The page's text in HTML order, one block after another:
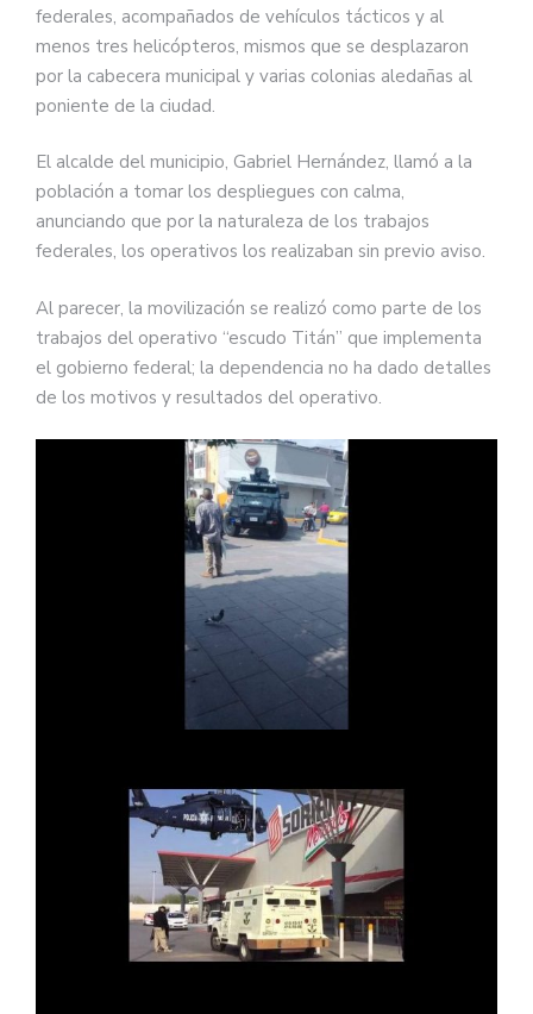
federales, acompañados de vehículos tácticos y al
menos tres helicópteros, mismos que se desplazaron
por la cabecera municipal y varias colonias aledañas al
poniente de la ciudad.
El alcalde del municipio, Gabriel Hernández, llamó a la
población a tomar los despliegues con calma,
anunciando que por la naturaleza de los trabajos
federales, los operativos los realizaban sin previo aviso.
Al parecer, la movilización se realizó como parte de los
trabajos del operativo “escudo Titán” que implementa
el gobierno federal; la dependencia no ha dado detalles
de los motivos y resultados del operativo.